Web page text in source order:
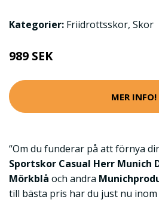
Kategorier: Friidrottsskor, Skor
989 SEK
MER INFO!
“Om du funderar på att förnya
Sportskor Casual Herr Munich
Mörkblå och andra
till bästa pris har du just nu inom